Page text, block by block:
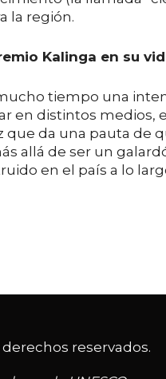
la región.
Kalinga en su
tiempo una
en distintos
que da una pauta de
allá de ser un
en el país a lo
derechos reservados.